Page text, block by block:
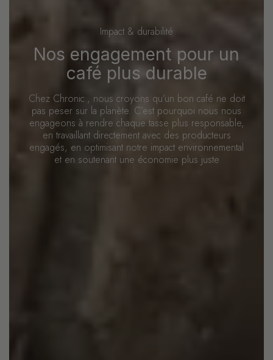
Impact & durabilité
Nos engagement pour un
café plus durable
Chez Chronic., nous croyons qu’un bon café ne doit
pas peser sur la planète. C’est pourquoi nous nous
engageons à rendre chaque tasse plus responsable,
en travaillant directement avec des producteurs
engagés, en optimisant notre impact environnemental
et en soutenant une économie plus juste